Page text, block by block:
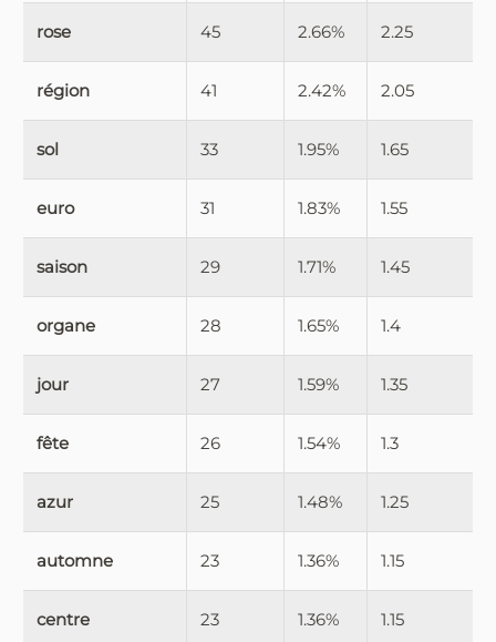
rose 45 2.66% 2.25
région 41 2.42% 2.05
sol 33 1.95% 1.65
euro 31 1.83% 1.55
saison 29 1.71% 1.45
organe 28 1.65% 1.4
jour 27 1.59% 1.35
fête 26 1.54% 1.3
azur 25 1.48% 1.25
automne 23 1.36% 1.15
centre 23 1.36% 1.15